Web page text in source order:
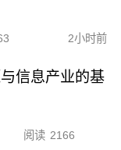
2小时前
信息产业的基
阅读 2166